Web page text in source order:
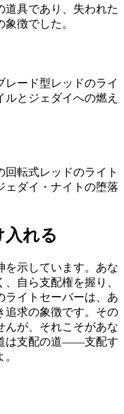
道具であり、失われた
徴でした。
ード型レッドのライ
ルとジェダイへの燃え
転式レッドのライト
ェダイ・ナイトの堕落
れる
を示しています。あな
自ら支配権を握り、
ライトセーバーは、あ
追求の象徴です。その
んが、それこそがあな
は支配の道——支配す